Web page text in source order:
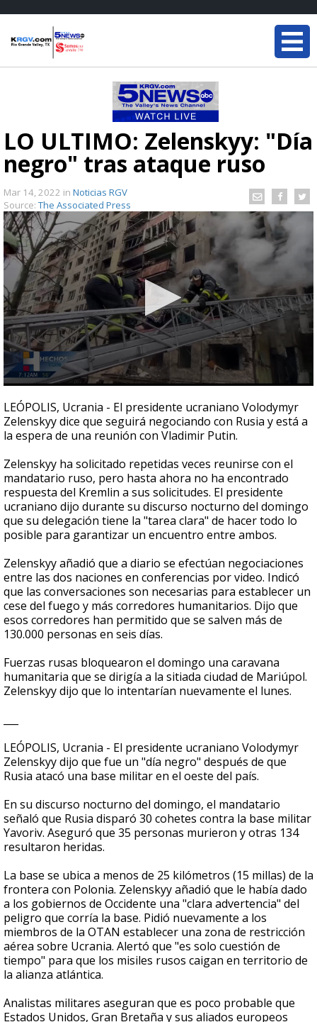
LO ÚLTIMO: Zelenskyy: "Día
negro" tras ataque ruso
Mar 14, 2022 in Noticias RGV
Source: The Associated Press
seconds
of
40
seconds
LEÓPOLIS, Ucrania - El presidente ucraniano Volodymyr
Zelenskyy dice que seguirá negociando con Rusia y está a
la espera de una reunión con Vladimir Putin.
Zelenskyy ha solicitado repetidas veces reunirse con el
mandatario ruso, pero hasta ahora no ha encontrado
respuesta del Kremlin a sus solicitudes. El presidente
ucraniano dijo durante su discurso nocturno del domingo
que su delegación tiene la "tarea clara" de hacer todo lo
posible para garantizar un encuentro entre ambos.
Zelenskyy añadió que a diario se efectúan negociaciones
entre las dos naciones en conferencias por video. Indicó
que las conversaciones son necesarias para establecer un
cese del fuego y más corredores humanitarios. Dijo que
esos corredores han permitido que se salven más de
130.000 personas en seis días.
Fuerzas rusas bloquearon el domingo una caravana
humanitaria que se dirigía a la sitiada ciudad de Mariúpol.
Zelenskyy dijo que lo intentarían nuevamente el lunes.
LEÓPOLIS, Ucrania - El presidente ucraniano Volodymyr
Zelenskyy dijo que fue un "día negro" después de que
Rusia atacó una base militar en el oeste del país.
En su discurso nocturno del domingo, el mandatario
señaló que Rusia disparó 30 cohetes contra la base militar
Yavoriv. Aseguró que 35 personas murieron y otras 134
resultaron heridas.
La base se ubica a menos de 25 kilómetros (15 millas) de la
frontera con Polonia. Zelenskyy añadió que le había dado
a los gobiernos de Occidente una "clara advertencia" del
peligro que corría la base. Pidió nuevamente a los
miembros de la OTAN establecer una zona de restricción
aérea sobre Ucrania. Alertó que "es solo cuestión de
tiempo" para que los misiles rusos caigan en territorio de
la alianza atlántica.
Analistas militares aseguran que es poco probable que
Estados Unidos, Gran Bretaña y sus aliados europeos